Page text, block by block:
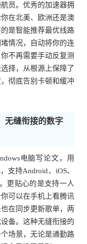
员。优秀的加速器拥
在北美、欧洲还是澳
是智能推荐最优线路
情况，自动将你的连
不再需要手动反复测
择，从根源上保障了
彻底告别卡顿和缓冲
无缝衔接的数字
电脑写论文，用
支持Android、iOS、
更贴心的是支持一人
可以在手机上看腾讯
在同步更新歌单，两
备。这种无缝衔接的
场景，无论是通勤路